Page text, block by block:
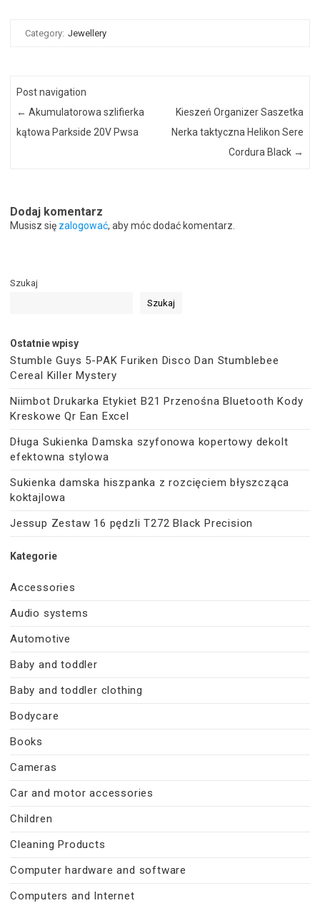
Category: Jewellery
Post navigation
← Akumulatorowa szlifierka
kątowa Parkside 20V Pwsa
Kieszeń Organizer Saszetka
Nerka taktyczna Helikon Sere
Cordura Black →
Dodaj komentarz
Musisz się zalogować, aby móc dodać komentarz.
Szukaj
Szukaj
Ostatnie wpisy
Stumble Guys 5-PAK Furiken Disco Dan Stumblebee
Cereal Killer Mystery
Niimbot Drukarka Etykiet B21 Przenośna Bluetooth Kody
Kreskowe Qr Ean Excel
Długa Sukienka Damska szyfonowa kopertowy dekolt
efektowna stylowa
Sukienka damska hiszpanka z rozcięciem błyszcząca
koktajlowa
Jessup Zestaw 16 pędzli T272 Black Precision
Kategorie
Accessories
Audio systems
Automotive
Baby and toddler
Baby and toddler clothing
Bodycare
Books
Cameras
Car and motor accessories
Children
Cleaning Products
Computer hardware and software
Computers and Internet